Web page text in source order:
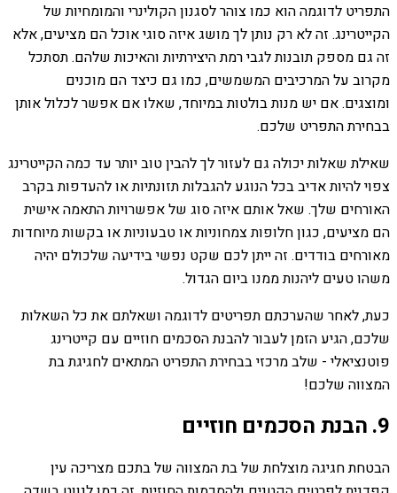
התפריט לדוגמה הוא כמו צוהר לסגנון הקולינרי והמומחיות של
הקייטרינג. זה לא רק נותן לך מושג איזה סוגי אוכל הם מציעים, אלא
זה גם מספק תובנות לגבי רמת היצירתיות והאיכות שלהם. תסתכל
מקרוב על המרכיבים המשמשים, כמו גם כיצד הם מוכנים
ומוצגים. אם יש מנות בולטות במיוחד, שאלו אם אפשר לכלול אותן
בבחירת התפריט שלכם.
שאילת שאלות יכולה גם לעזור לך להבין טוב יותר עד כמה הקייטרינג
צפוי להיות אדיב בכל הנוגע להגבלות תזונתיות או להעדפות בקרב
האורחים שלך. שאל אותם איזה סוג של אפשרויות התאמה אישית
הם מציעים, כגון חלופות צמחוניות או טבעוניות או בקשות מיוחדות
מאורחים בודדים. זה ייתן לכם שקט נפשי בידיעה שלכולם יהיה
משהו טעים ליהנות ממנו ביום הגדול.
כעת, לאחר שהערכתם תפריטים לדוגמה ושאלתם את כל השאלות
שלכם, הגיע הזמן לעבור להבנת הסכמים חוזיים עם קייטרינג
פוטנציאלי - שלב מרכזי בבחירת התפריט המתאים לחגיגת בת
המצווה שלכם!
9. הבנת הסכמים חוזיים
הבטחת חגיגה מוצלחת של בת המצווה של בתכם מצריכה עין